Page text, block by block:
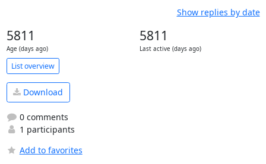
Show replies by date
5811
Age (days ago)
5811
Last active (days ago)
List overview
Download
0 comments
1 participants
Add to favorites